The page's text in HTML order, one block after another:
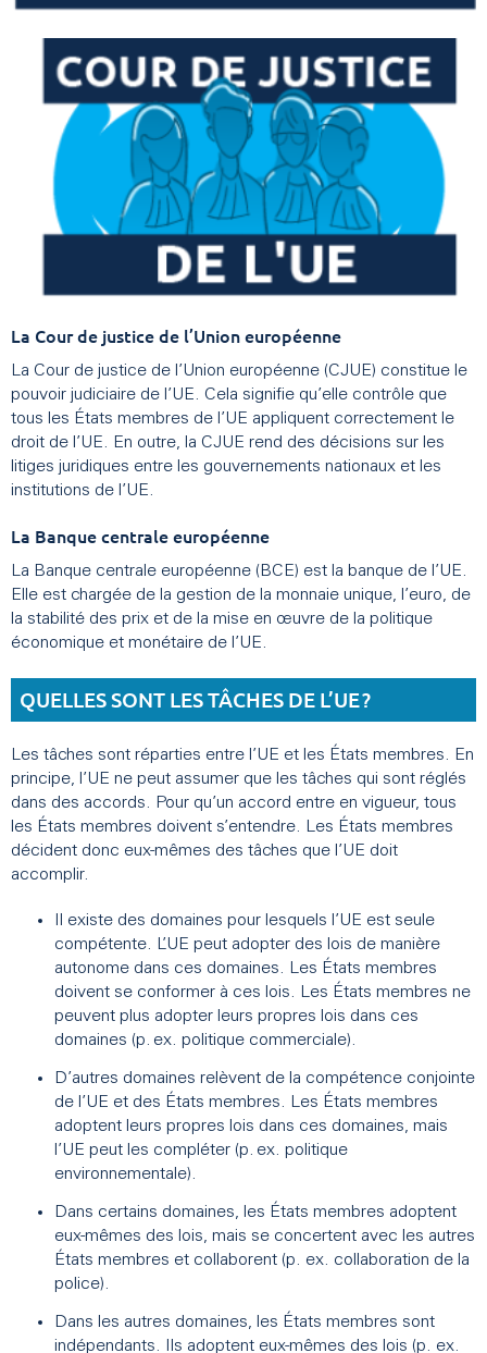
La Cour de justice de l’Union européenne
La Cour de justice de l’Union européenne (CJUE) constitue le
pouvoir judiciaire de l’UE. Cela signifie qu’elle contrôle que
tous les États membres de l’UE appliquent correctement le
droit de l’UE. En outre, la CJUE rend des décisions sur les
litiges juridiques entre les gouvernements nationaux et les
institutions de l’UE.
La Banque centrale européenne
La Banque centrale européenne (BCE) est la banque de l’UE.
Elle est chargée de la gestion de la monnaie unique, l’euro, de
la stabilité des prix et de la mise en œuvre de la politique
économique et monétaire de l’UE.
QUELLES SONT LES TÂCHES DE L’UE ?
Les tâches sont réparties entre l’UE et les États membres. En
principe, l’UE ne peut assumer que les tâches qui sont réglés
dans des accords. Pour qu’un accord entre en vigueur, tous
les États membres doivent s’entendre. Les États membres
décident donc eux-mêmes des tâches que l’UE doit
accomplir.
Il existe des domaines pour lesquels l’UE est seule
compétente. L’UE peut adopter des lois de manière
autonome dans ces domaines. Les États membres
doivent se conformer à ces lois. Les États membres ne
peuvent plus adopter leurs propres lois dans ces
domaines (p. ex. politique commerciale).
D’autres domaines relèvent de la compétence conjointe
de l’UE et des États membres. Les États membres
adoptent leurs propres lois dans ces domaines, mais
l’UE peut les compléter (p. ex. politique
environnementale).
Dans certains domaines, les États membres adoptent
eux-mêmes des lois, mais se concertent avec les autres
États membres et collaborent (p. ex. collaboration de la
police).
Dans les autres domaines, les États membres sont
indépendants. Ils adoptent eux-mêmes des lois (p. ex.